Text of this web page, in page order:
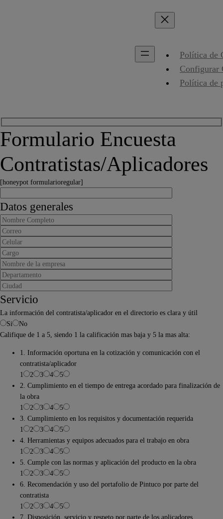
Política de
Configurar
Política de
Formulario Encuesta
Contratistas/Aplicadores
[honeypot formularioregular]
Datos generales
Servicio
La información del contratista/aplicador en el directorio es clara y útil
Si
No
Califique de 1 a 5, siendo 1 la calificación mas baja y 5 la mas alta:
1. Información oportuna en la cotización y comunicación con el
contratista/aplicador
1
2 3 4
5
2. Cumplimiento en el tiempo de entrega acordado para finalización de
la obra
1
2 3 4
5
3. Cumplimiento en los requisitos y documentación requerida
1
2 3 4
5
4. Herramientas y equipos adecuados para el trabajo en obra
1
2 3 4
5
5. Cumple con las normas y aplicación del producto en la obra
1
2 3 4
5
6. Recomendación y uso del portafolio de Pintuco por parte del
contratista
1
2 3 4
5
7. Disposición, servicio y respeto por parte de los aplicadores